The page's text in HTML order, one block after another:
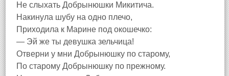
Не слыхать Добрынюшки Микитича.
Накинула шубу на одно плечо,
Приходила к Марине под окошечко:
— Эй же ты девушка зельчица!
Отверни у мни Добрынюшку по старому,
По старому Добрынюшку по прежному.